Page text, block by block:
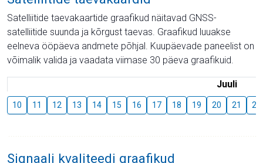
Satelliitide taevakaartide graafikud näitavad GNSS-
satelliitide suunda ja kõrgust taevas. Graafikud luuakse
eelneva ööpäeva andmete põhjal. Kuupäevade paneelist on
võimalik valida ja vaadata viimase 30 päeva graafikuid.
Juuli
10 11 12 13 14 15 16 17 18 19 20 21 22
Signaali kvaliteedi graafikud